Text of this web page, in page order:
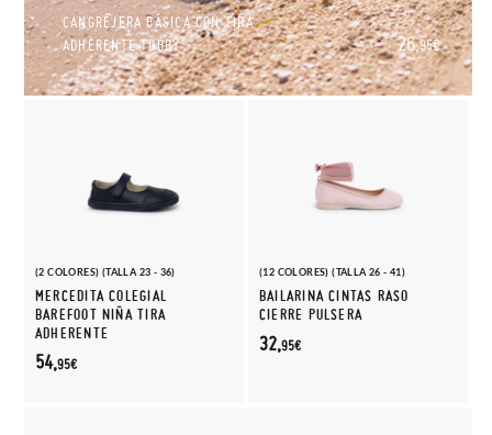
CANGREJERA BÁSICA CON TIRA
ADHERENTE TOBBY
26,95€
(2 COLORES) (TALLA 23 - 36)
MERCEDITA COLEGIAL
BAREFOOT NIÑA TIRA
ADHERENTE
54,95€
(12 COLORES) (TALLA 26 - 41)
BAILARINA CINTAS RASO
CIERRE PULSERA
32,95€